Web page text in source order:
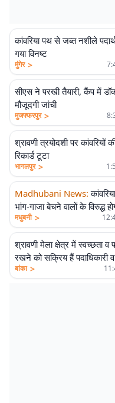
कांवरिया पथ से जब्त नशीले
गया विनष्ट
मुंगेर >
सीएस ने परखी तैयारी, कैंप में
मौजूदगी जांची
मुजफ्फरपुर >
श्रावणी त्रयोदशी पर कांवरियों
रिकार्ड टूटा
भागलपुर >
Madhubani News:
भांग-गाजा बेचने वालों के विरुद्ध
मधुबनी >
श्रावणी मेला क्षेत्र में स्वच्छता व
रखने को सक्रिय हैं पदाधिकारी व
बांका >